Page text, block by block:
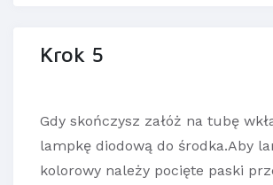
Krok 5
Gdy skończysz załóż na tubę
lampkę diodową do środka.Aby
kolorowy należy pocięte paski